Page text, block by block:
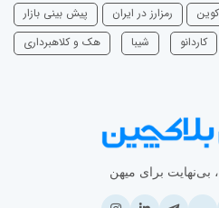
رمزارز در ایران
پیش بینی بازار
‌کاردانو شیبا هک و کلاهبرداری
برای میهن